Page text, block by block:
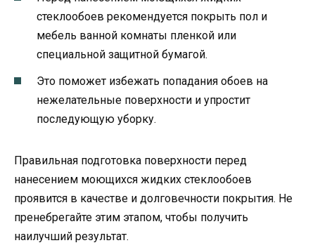
стеклообоев рекомендуется покрыть пол и
мебель ванной комнаты пленкой или
специальной защитной бумагой.
Это поможет избежать попадания обоев на
нежелательные поверхности и упростит
последующую уборку.
Правильная подготовка поверхности перед
нанесением моющихся жидких стеклообоев
проявится в качестве и долговечности покрытия. Не
пренебрегайте этим этапом, чтобы получить
наилучший результат.